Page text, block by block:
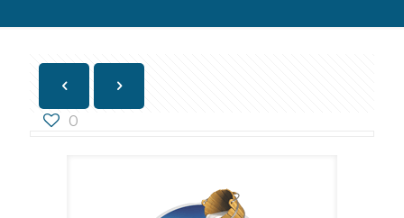
0